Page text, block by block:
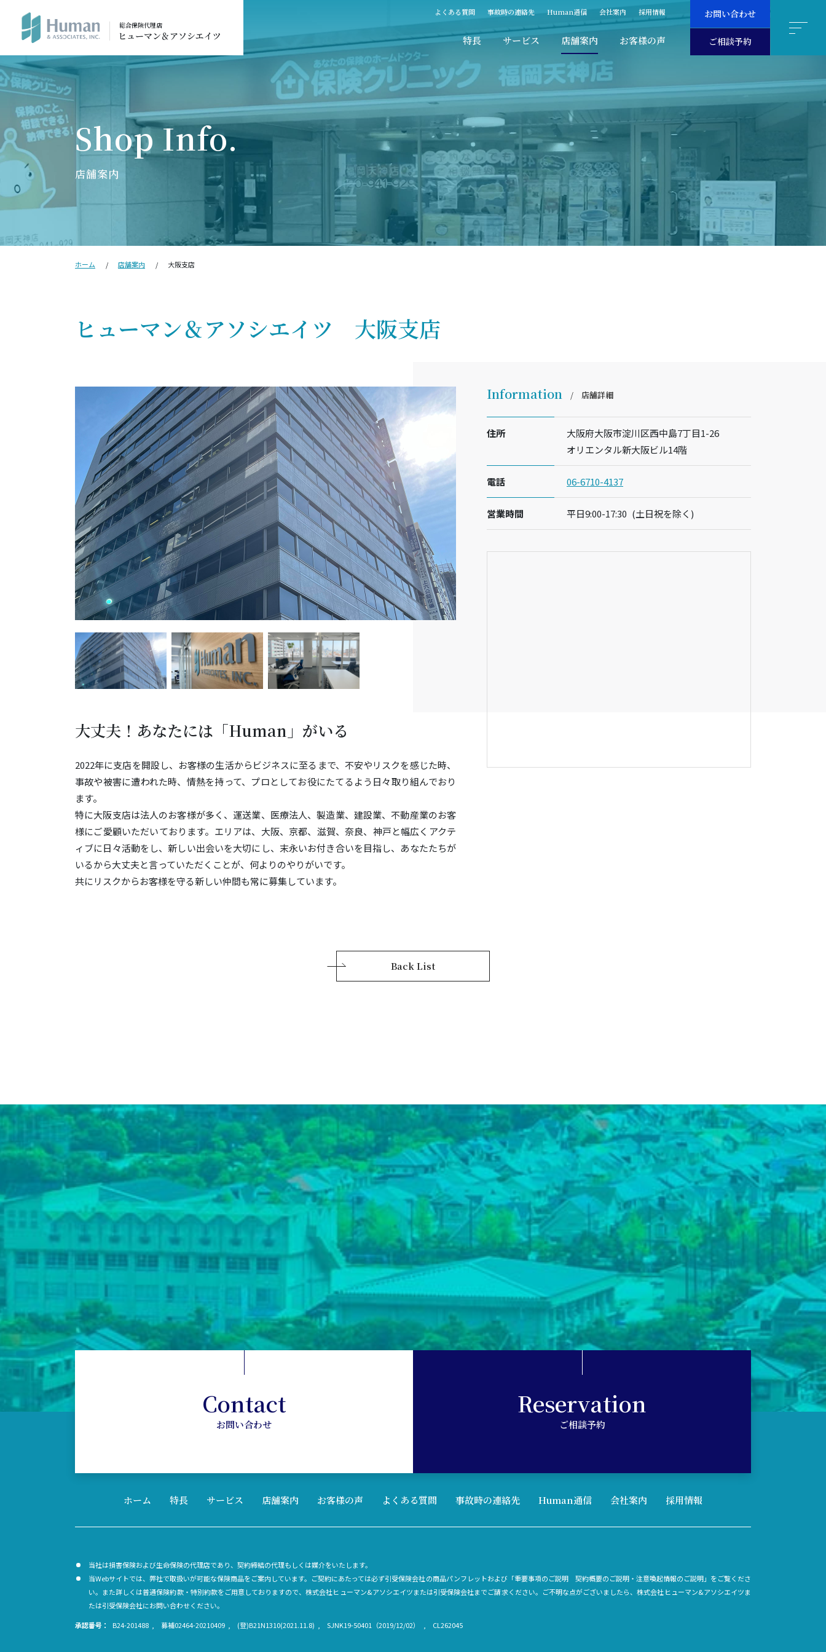
総合保険代理店
ヒューマン＆アソシエイツ
よくある質問 事故時の連絡先 Human通信 会社案内 採用情報
特長 サービス 店舗案内 お客様の声
お問い合わせ
ご相談予約
店舗案内
ホーム 店舗案内 大阪支店
ヒューマン＆アソシエイツ 大阪支店
大丈夫！あなたには「Human」がいる
2022年に支店を開設し、お客様の生活からビジネスに至るまで、不安やリスクを感じた時、
事故や被害に遭われた時、情熱を持って、プロとしてお役にたてるよう日々取り組んでおり
ます。
特に大阪支店は法人のお客様が多く、運送業、医療法人、製造業、建設業、不動産業のお客
様にご愛顧いただいております。エリアは、大阪、京都、滋賀、奈良、神戸と幅広くアクテ
ィブに日々活動をし、新しい出会いを大切にし、末永いお付き合いを目指し、あなたたちが
いるから大丈夫と言っていただくことが、何よりのやりがいです。
共にリスクからお客様を守る新しい仲間も常に募集しています。
Information 店舗詳細
住所
大阪府大阪市淀川区西中島7丁目1-26
オリエンタル新大阪ビル14階
電話 06-6710-4137
営業時間 平日9:00-17:30 (土日祝を除く)
Back List
Contact
お問い合わせ
Reservation
ご相談予約
ホーム 特長 サービス 店舗案内 お客様の声 よくある質問 事故時の連絡先 Human通信 会社案内 採用情報
当社は損害保険および生命保険の代理店であり、契約締結の代理もしくは媒介をいたします。
当Webサイトでは、弊社で取扱いが可能な保険商品をご案内しています。ご契約にあたっては必ず引受保険会社の商品パンフレットおよび「重要事項のご説明 契約概要のご説明・注意喚起情報のご説明」をご覧くださ
い。また詳しくは普通保険約款・特別約款をご用意しておりますので、株式会社ヒューマン&アソシエイツまたは引受保険会社までご請求ください。ご不明な点がございましたら、株式会社ヒューマン&アソシエイツま
たは引受保険会社にお問い合わせください。
承認番号：
B24-201488 募補02464-20210409 (登)B21N1310(2021.11.8) SJNK19-50401（2019/12/02） CL262045